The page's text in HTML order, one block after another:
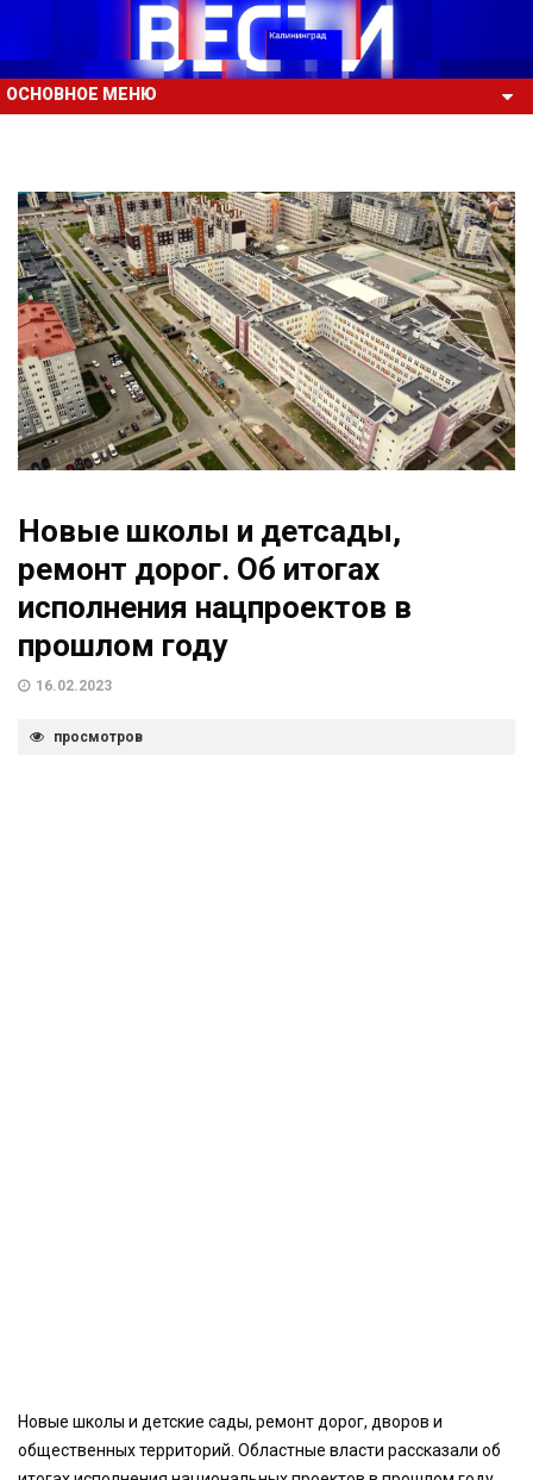
ОСНОВНОЕ МЕНЮ
Новые школы и детсады,
ремонт дорог. Об итогах
исполнения нацпроектов в
прошлом году
16.02.2023
просмотров
Новые школы и детские сады, ремонт дорог, дворов и
общественных территорий. Областные власти рассказали об